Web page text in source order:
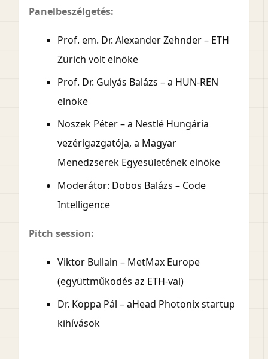
Panelbeszélgetés:
Prof. em. Dr. Alexander Zehnder – ETH
Zürich volt elnöke
Prof. Dr. Gulyás Balázs – a HUN-REN
elnöke
Noszek Péter – a Nestlé Hungária
vezérigazgatója, a Magyar
Menedzserek Egyesületének elnöke
Moderátor: Dobos Balázs – Code
Intelligence
Pitch session:
Viktor Bullain – MetMax Europe
(együttműködés az ETH-val)
Dr. Koppa Pál – aHead Photonix startup
kihívások